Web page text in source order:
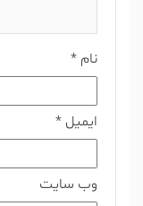
نام *
ایمیل *
وب‌ سایت